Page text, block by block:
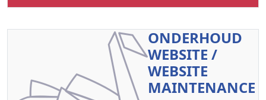
ONDERHOUD
WEBSITE /
WEBSITE
MAINTENANCE